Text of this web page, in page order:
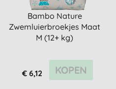
Bambo Nature
Zwemluierbroekjes Maat
M (12+ kg)
€ 6,12 KOPEN